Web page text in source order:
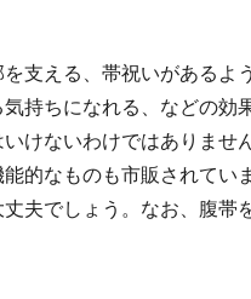
支える、帯祝いがあるよ
持ちになれる、などの効
けないわけではありませ
的なものも市販されてい
夫でしょう。なお、腹帯